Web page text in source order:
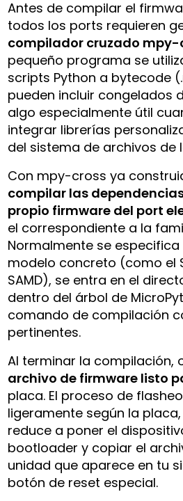
Antes de compilar el
todos los ports requieren
compilador cruzado mpy-
pequeño programa se
scripts Python a bytecode
pueden incluir congelados
algo especialmente útil
integrar librerías
del sistema de archivos de
Con mpy-cross ya
compilar las
propio firmware del port
el correspondiente a la
Normalmente se especifica
modelo concreto (como el
SAMD), se entra en el
dentro del árbol de
comando de compilación
pertinentes.
Al terminar la compilación,
archivo de firmware listo
placa. El proceso de
ligeramente según la
reduce a poner el
bootloader y copiar el
unidad que aparece en tu
botón de reset especial.